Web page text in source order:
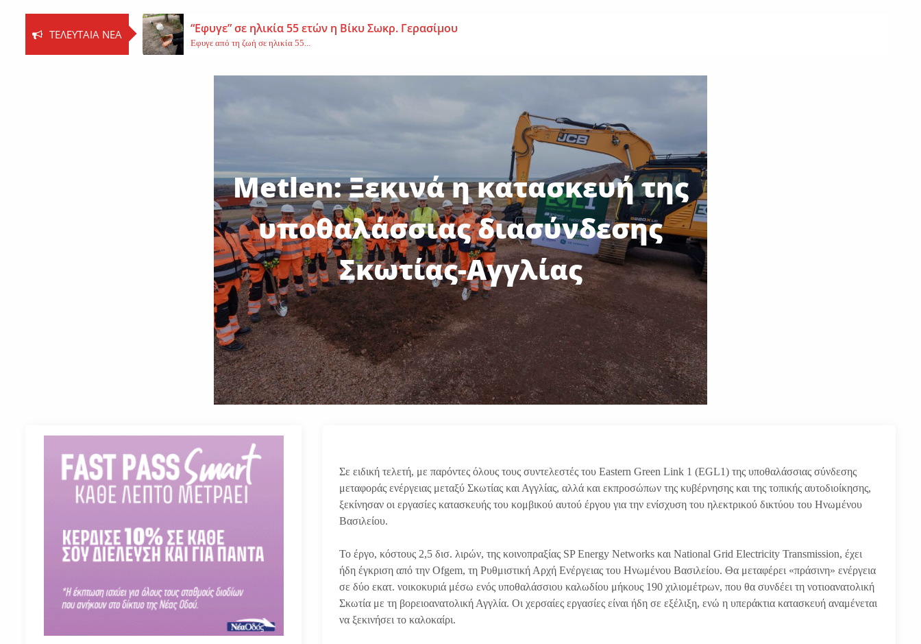
ΤΕΛΕΥΤΑΊΑ ΝΈΑ “Εφυγε” σε ηλικία 55 ετών η Βίκυ Σωκρ. Γερασίμου
Εφυγε από τη ζωή σε ηλικία 55...
Βοιωτία: Νεκρός ο 62χρονος – Επεσε από τη σκαλωσιά
Εφυγε από τη ζωή η μοναχή Ευπραξία (Κουκουλούδη)
Metlen: Ξεκινά η κατασκευή της
υποθαλάσσιας διασύνδεσης
Σκωτίας-Αγγλίας
Σε ειδική τελετή, με παρόντες όλους τους συντελεστές του Eastern Green Link 1 (EGL1) της υποθαλάσσιας σύνδεσης
μεταφοράς ενέργειας μεταξύ Σκωτίας και Αγγλίας, αλλά και εκπροσώπων της κυβέρνησης και της τοπικής αυτοδιοίκησης,
ξεκίνησαν οι εργασίες κατασκευής του κομβικού αυτού έργου για την ενίσχυση του ηλεκτρικού δικτύου του Ηνωμένου
Βασιλείου.
Το έργο, κόστους 2,5 δισ. λιρών, της κοινοπραξίας SP Energy Networks και National Grid Electricity Transmission, έχει
ήδη έγκριση από την Ofgem, τη Ρυθμιστική Αρχή Ενέργειας του Ηνωμένου Βασιλείου. Θα μεταφέρει «πράσινη» ενέργεια
σε δύο εκατ. νοικοκυριά μέσω ενός υποθαλάσσιου καλωδίου μήκους 190 χιλιομέτρων, που θα συνδέει τη νοτιοανατολική
Σκωτία με τη βορειοανατολική Αγγλία. Οι χερσαίες εργασίες είναι ήδη σε εξέλιξη, ενώ η υπεράκτια κατασκευή αναμένεται
να ξεκινήσει το καλοκαίρι.